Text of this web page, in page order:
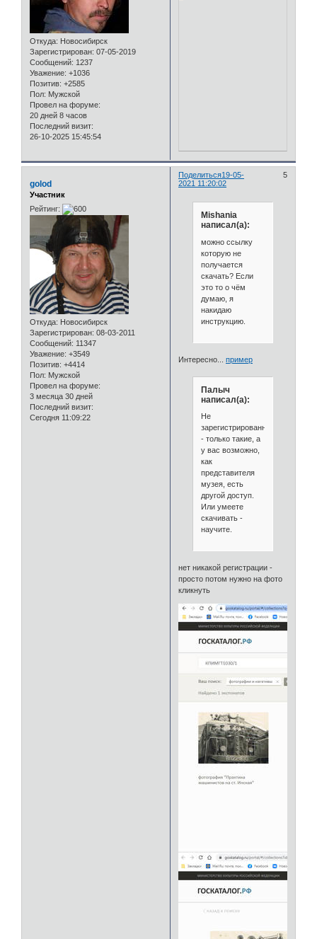
Откуда: Новосибирск
Зарегистрирован: 07-05-2019
Сообщений: 1237
Уважение: +1036
Позитив: +2585
Пол: Мужской
Провел на форуме:
20 дней 8 часов
Последний визит:
26-10-2025 15:45:54
Поделиться 5
19-05-
2021 11:20:02
golod
Участник
Рейтинг:
Откуда: Новосибирск
Зарегистрирован: 08-03-2011
Сообщений: 11347
Уважение: +3549
Позитив: +4414
Пол: Мужской
Провел на форуме:
3 месяца 30 дней
Последний визит:
Сегодня 11:09:22
Mishania
написал(а):
можно ссылку
которую не
получается
скачать? Если
это то о чём
думаю, я
накидаю
инструкцию.
Интересно...пример
Палыч
написал(а):
Не
зарегистрированные
- только такие, а
у вас возможно,
как
представителя
музея, есть
другой доступ.
Или умеете
скачивать -
научите.
нет никакой регистрации -
просто потом нужно на фото
кликнуть